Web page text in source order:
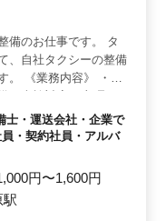
トのバランスを取
。 ＜多彩な業務
用車まで、幅広い
定期点検整備から
ング時の対応ま
ます。幅広い経験
備のお仕事です。 タ
、自社タクシーの整備
。 《業務内容》 ・定
・トラブルシューテ
般 ・カーナビ・ETC
ナビ等の取付け ＊50
今までの経験を活か
士・運送会社・企業で
・契約社員・アルバ
円〜1,600円
駅